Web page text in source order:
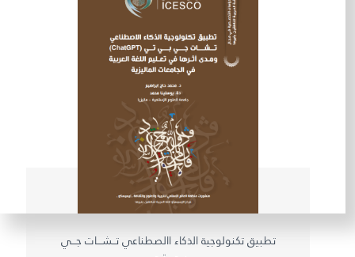
تطبيق تكنولوجية الذكاء االصطناعي تــشـــات جـــي